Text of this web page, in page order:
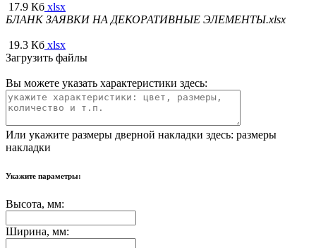
17.9 Кб xlsx
БЛАНК ЗАЯВКИ НА ДЕКОРАТИВНЫЕ ЭЛЕМЕНТЫ.xlsx
19.3 Кб xlsx
Загрузить файлы
Вы можете указать характеристики здесь:
Или укажите размеры дверной накладки здесь: размеры
накладки
Укажите параметры:
Высота, мм:
Ширина, мм: